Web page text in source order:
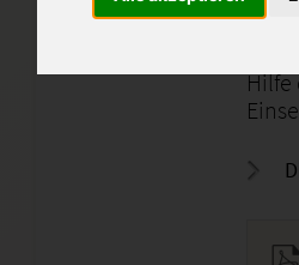
Ich
Hilfe